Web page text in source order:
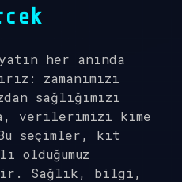
her anında
zamanımızı
sağlığımızı
verilerimizi kime
seçimler, kıt
olduğumuz
Sağlık, bilgi,